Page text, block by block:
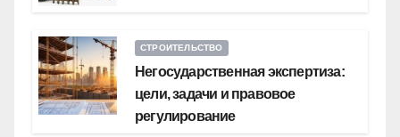
СТРОИТЕЛЬСТВО
Негосударственная экспертиза:
цели, задачи и правовое
регулирование